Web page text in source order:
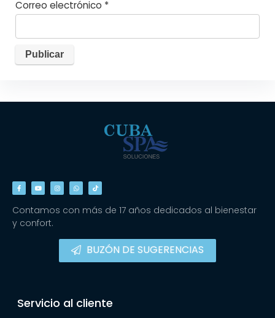
Correo electrónico *
Contamos con más de 17 años dedicados al bienestar
y confort.
BUZÓN DE SUGERENCIAS
Servicio al cliente